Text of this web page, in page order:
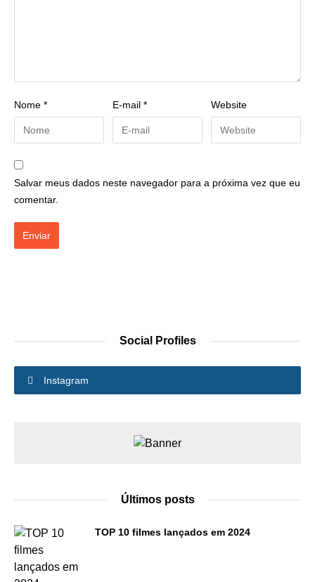
Nome * E-mail * Website
Salvar meus dados neste navegador para a próxima vez que eu
comentar.
Social Profiles
Instagram
Últimos posts
TOP 10 filmes lançados em 2024